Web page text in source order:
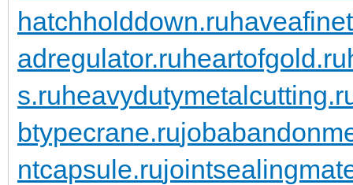
hatchholddown.ru
adregulator.ruheartofgold.ru
s.ru
btypecrane.ru
ntcapsule.ru